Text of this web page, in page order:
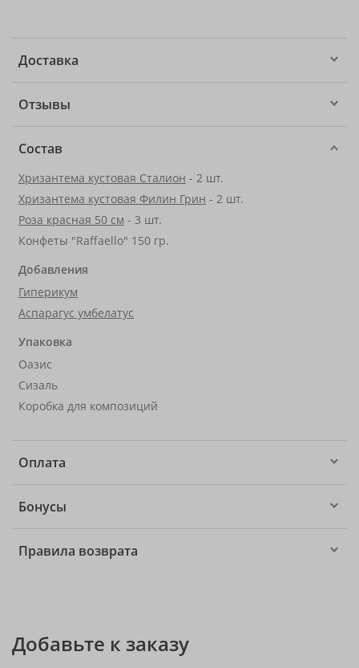
Доставка
Отзывы
Состав
Хризантема кустовая Сталион - 2 шт.
Хризантема кустовая Филин Грин - 2 шт.
Роза красная 50 см - 3 шт.
Конфеты "Raffaello" 150 гр.
Добавления
Гиперикум
Аспарагус умбелатус
Упаковка
Оазис
Сизаль
Коробка для композиций
Оплата
Бонусы
Правила возврата
Добавьте к заказу